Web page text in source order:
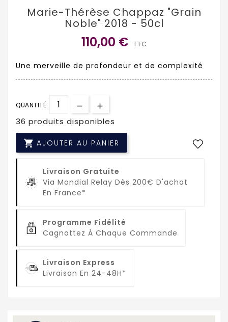
Marie-Thérèse Chappaz "Grain
Noble" 2018 - 50cl
110,00 € TTC
Une merveille de profondeur et de complexité
QUANTITÉ
36 produits disponibles
 AJOUTER AU PANIER
Livraison Gratuite
Via Mondial Relay Dès 200€ D'achat
En France*
Programme Fidélité
Cagnottez À Chaque Commande
Livraison Express
Livraison En 24-48H*